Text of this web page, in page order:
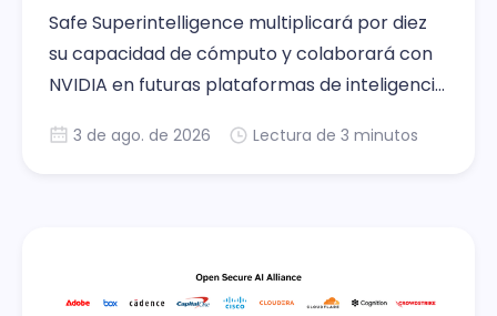
Safe Superintelligence multiplicará por diez
su capacidad de cómputo y colaborará con
NVIDIA en futuras plataformas de inteligencia
3 de ago. de 2026 Lectura de 3 minutos